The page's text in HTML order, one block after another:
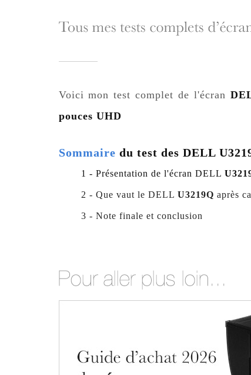
Voici mon test complet de l'écran
pouces UHD
Sommaire du test des DELL
1 - Présentation de l'écran DELL
2 - Que vaut le DELL U3219Q après
3 - Note finale et conclusion